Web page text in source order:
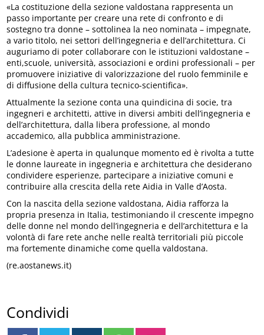
«La costituzione della sezione valdostana rappresenta un
passo importante per creare una rete di confronto e di
sostegno tra donne – sottolinea la neo nominata – impegnate,
a vario titolo, nei settori dell’ingegneria e dell’architettura. Ci
auguriamo di poter collaborare con le istituzioni valdostane –
enti,scuole, università, associazioni e ordini professionali – per
promuovere iniziative di valorizzazione del ruolo femminile e
di diffusione della cultura tecnico-scientifica».
Attualmente la sezione conta una quindicina di socie, tra
ingegneri e architetti, attive in diversi ambiti dell’ingegneria e
dell’architettura, dalla libera professione, al mondo
accademico, alla pubblica amministrazione.
L’adesione è aperta in qualunque momento ed è rivolta a tutte
le donne laureate in ingegneria e architettura che desiderano
condividere esperienze, partecipare a iniziative comuni e
contribuire alla crescita della rete Aidia in Valle d’Aosta.
Con la nascita della sezione valdostana, Aidia rafforza la
propria presenza in Italia, testimoniando il crescente impegno
delle donne nel mondo dell’ingegneria e dell’architettura e la
volontà di fare rete anche nelle realtà territoriali più piccole
ma fortemente dinamiche come quella valdostana.
(re.aostanews.it)
Condividi